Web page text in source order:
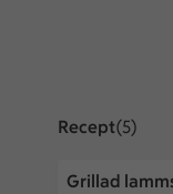
ReceptVisar 5
(5)
Grillad
Grillad